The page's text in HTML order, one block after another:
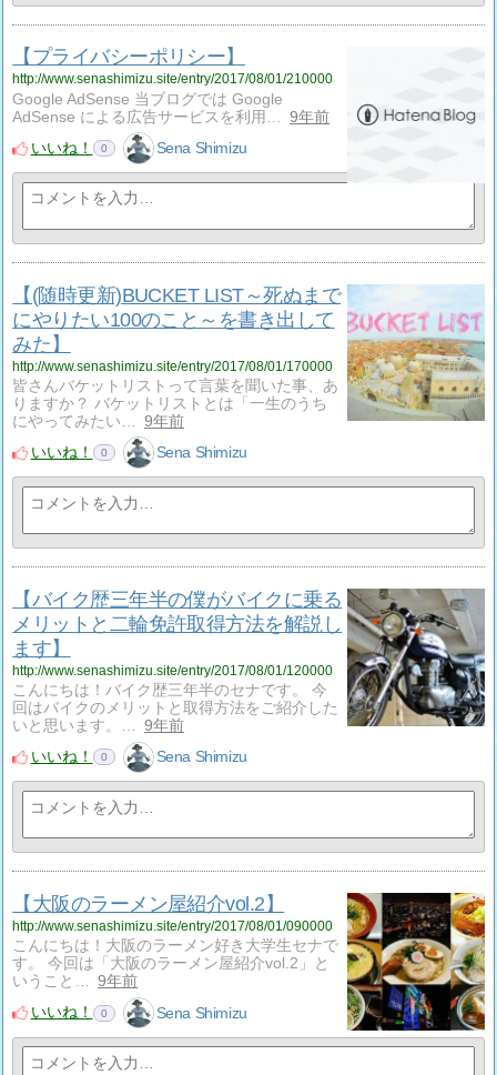
【プライバシーポリシー】
http://www.senashimizu.site/entry/2017/08/01/210000
Google AdSense 当ブログでは Google
AdSense による広告サービスを利用…
9年前
いいね！
0 Sena Shimizu
【(随時更新)BUCKET LIST～死ぬまで
にやりたい100のこと～を書き出して
みた】
http://www.senashimizu.site/entry/2017/08/01/170000
皆さんバケットリストって言葉を聞いた事、あ
りますか？ バケットリストとは「一生のうち
にやってみたい…
9年前
いいね！
0 Sena Shimizu
【バイク歴三年半の僕がバイクに乗る
メリットと二輪免許取得方法を解説し
ます】
http://www.senashimizu.site/entry/2017/08/01/120000
こんにちは！バイク歴三年半のセナです。 今
回はバイクのメリットと取得方法をご紹介した
いと思います。…
9年前
いいね！
0 Sena Shimizu
【大阪のラーメン屋紹介vol.2】
http://www.senashimizu.site/entry/2017/08/01/090000
こんにちは！大阪のラーメン好き大学生セナで
す。 今回は「大阪のラーメン屋紹介vol.2」と
いうこと…
9年前
いいね！
0 Sena Shimizu